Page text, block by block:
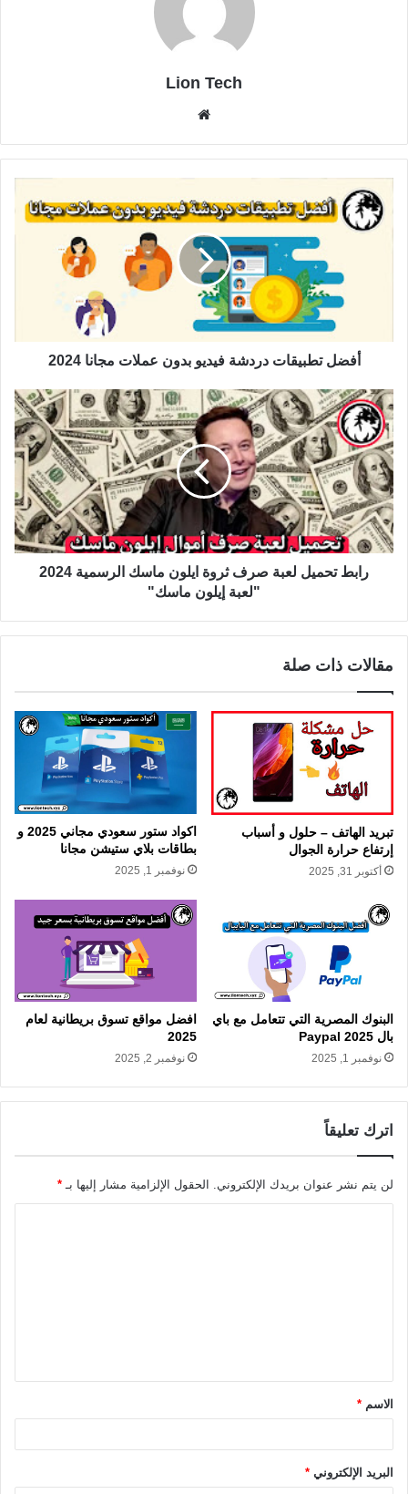
Lion Tech
أفضل تطبيقات دردشة فيديو بدون عملات مجانا 2024
رابط تحميل لعبة صرف ثروة ايلون ماسك الرسمية 2024
"لعبة إيلون ماسك"
مقالات ذات صلة
تبريد الهاتف – حلول و أسباب
إرتفاع حرارة الجوال
أكتوبر 31, 2025
اكواد ستور سعودي مجاني 2025 و
بطاقات بلاي ستيشن مجانا
نوفمبر 1, 2025
البنوك المصرية التي تتعامل مع باي
بال Paypal 2025
نوفمبر 1, 2025
افضل مواقع تسوق بريطانية لعام
2025
نوفمبر 2, 2025
اترك تعليقاً
لن يتم نشر عنوان بريدك الإلكتروني. الحقول الإلزامية مشار إليها بـ *
ق
*الاسم *
البريد الإلكتروني *